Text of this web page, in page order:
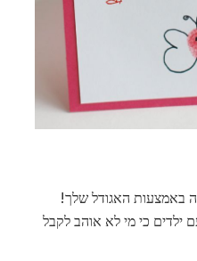
באמצעות האגודל שלך!
ילדים כי מי לא אוהב לקבל